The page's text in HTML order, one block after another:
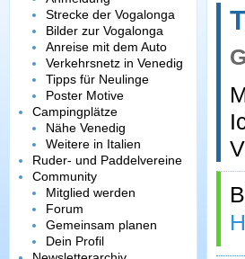
Strecke der Vogalonga
Bilder zur Vogalonga
Anreise mit dem Auto
Verkehrsnetz in Venedig
Tipps für Neulinge
Poster Motive
Campingplätze
Nähe Venedig
Weitere in Italien
Ruder- und Paddelvereine
Community
Mitglied werden
Forum
Gemeinsam planen
Dein Profil